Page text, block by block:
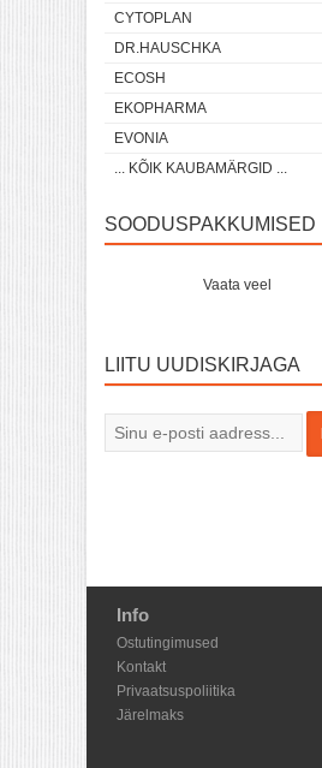
CYTOPLAN
DR.HAUSCHKA
ECOSH
EKOPHARMA
EVONIA
... KÕIK KAUBAMÄRGID ...
SOODUSPAKKUMISED
Vaata veel
LIITU UUDISKIRJAGA
Info
Ostutingimused
Kontakt
Privaatsuspoliitika
Järelmaks